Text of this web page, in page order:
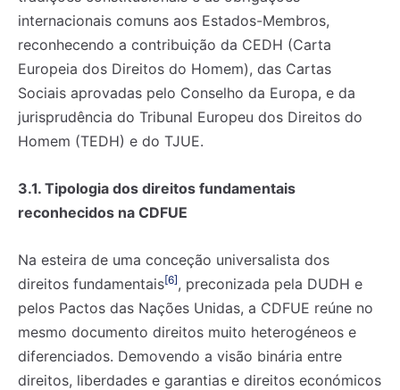
internacionais comuns aos Estados-Membros,
reconhecendo a contribuição da CEDH (Carta
Europeia dos Direitos do Homem), das Cartas
Sociais aprovadas pelo Conselho da Europa, e da
jurisprudência do Tribunal Europeu dos Direitos do
Homem (TEDH) e do TJUE.
3.1. Tipologia dos direitos fundamentais
reconhecidos na CDFUE
Na esteira de uma conceção universalista dos
direitos fundamentais[6], preconizada pela DUDH e
pelos Pactos das Nações Unidas, a CDFUE reúne no
mesmo documento direitos muito heterogéneos e
diferenciados. Demovendo a visão binária entre
direitos, liberdades e garantias e direitos económicos